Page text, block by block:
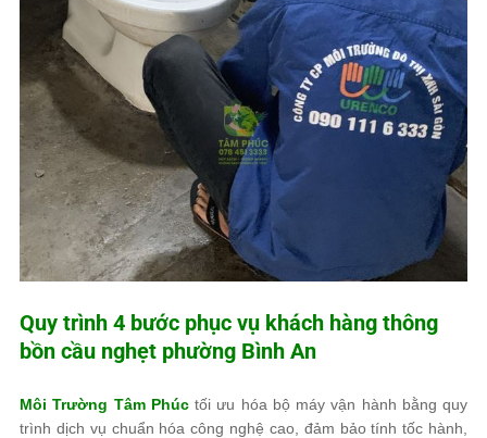
Quy trình 4 bước phục vụ khách hàng thông
bồn cầu nghẹt phường Bình An
Môi Trường Tâm Phúctối ưu hóa bộ máy vận hành bằng quy
trình dịch vụ chuẩn hóa công nghệ cao, đảm bảo tính tốc hành,